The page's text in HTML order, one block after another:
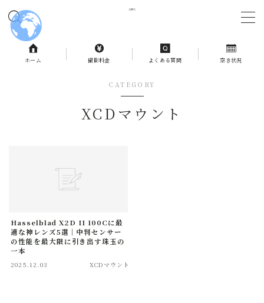
MENU
記事一覧
ホーム 撮影料金 よくある質問 空き状況
CATEGORY
XCDマウント
Hasselblad X2D II 100Cに最
適な神レンズ5選｜中判センサー
の性能を最大限に引き出す珠玉の
一本
2025.12.03 XCDマウント